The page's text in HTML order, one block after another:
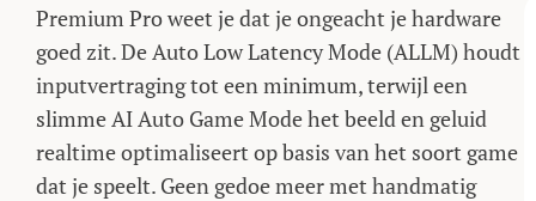
Premium Pro weet je dat je ongeacht je hardware
goed zit. De Auto Low Latency Mode (ALLM) houdt
inputvertraging tot een minimum, terwijl een
slimme AI Auto Game Mode het beeld en geluid
realtime optimaliseert op basis van het soort game
dat je speelt. Geen gedoe meer met handmatig